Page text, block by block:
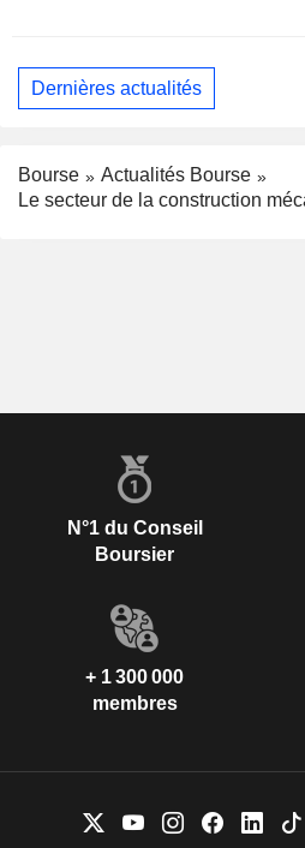
Dernières actualités
Bourse
Actualités Bourse
Le secteur de la construction
N°1 du Conseil
Boursier
+ 1 300 000
membres